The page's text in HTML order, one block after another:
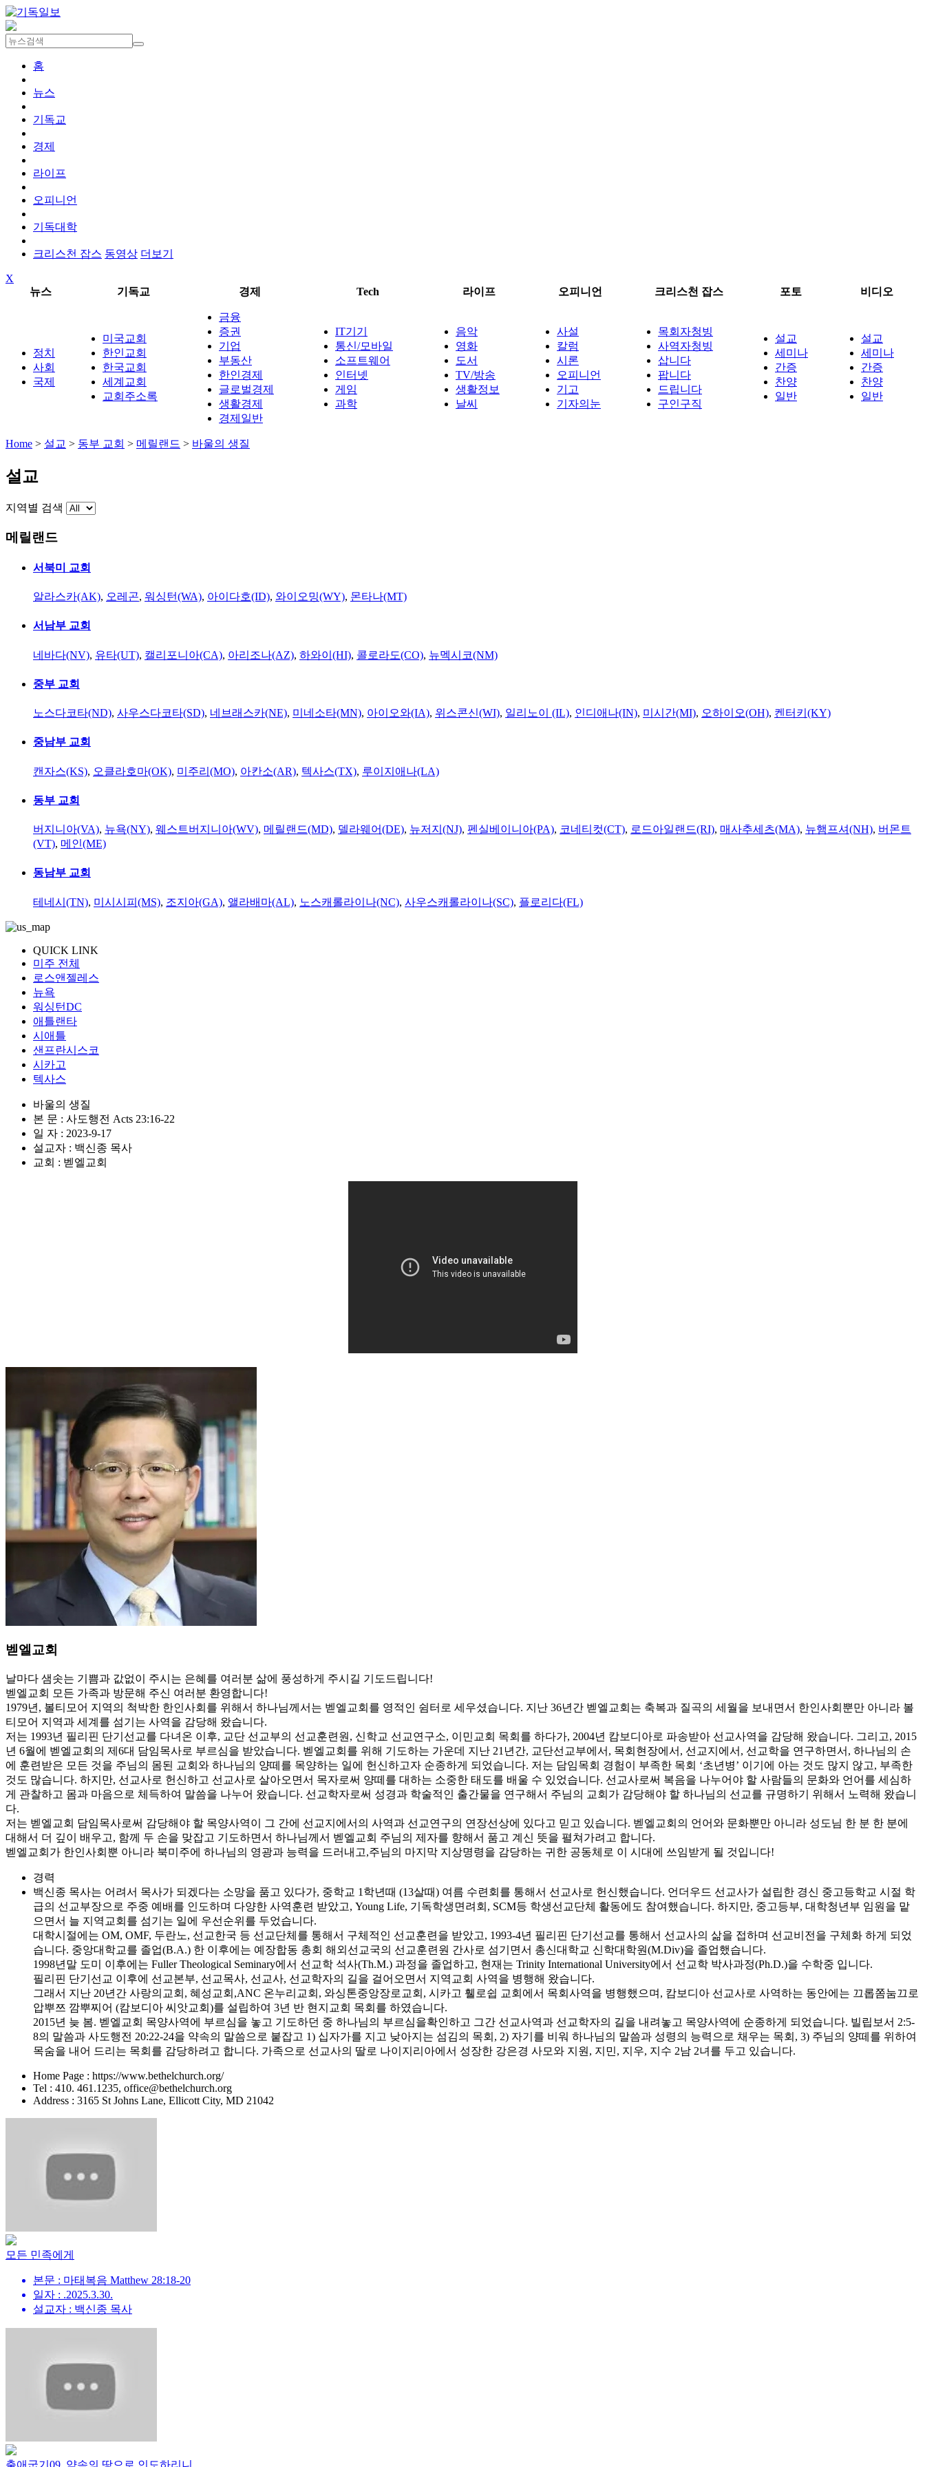
홈
뉴스
기독교
경제
라이프
오피니언
기독대학
크리스천 잡스 동영상 더보기
X
뉴스
기독교 경제 Tech 라이프 오피니언 크리스천 잡스 포토 비디오
정치
사회
국제
미국교회
한인교회
한국교회
세계교회
교회주소록
금융
증권
기업
부동산
한인경제
글로벌경제
생활경제
경제일반
IT기기
통신/모바일
소프트웨어
인터넷
게임
과학
음악
영화
도서
TV/방송
생활정보
날씨
사설
칼럼
시론
오피니언
기고
기자의눈
목회자청빙
사역자청빙
삽니다
팝니다
드립니다
구인구직
설교
세미나
간증
찬양
일반
설교
세미나
간증
찬양
일반
Home > 설교 > 동부 교회 > 메릴랜드 > 바울의 생질
설교
지역별 검색
메릴랜드
서북미 교회
알라스카(AK), 오레곤, 워싱턴(WA), 아이다호(ID), 와이오밍(WY), 몬타나(MT)
서남부 교회
네바다(NV), 유타(UT), 캘리포니아(CA), 아리조나(AZ), 하와이(HI), 콜로라도(CO), 뉴멕시코(NM)
중부 교회
노스다코타(ND), 사우스다코타(SD), 네브래스카(NE), 미네소타(MN), 아이오와(IA), 위스콘신(WI), 일리노이 (IL), 인디애나(IN), 미시간(MI), 오하이오(OH), 켄터키(KY)
중남부 교회
캔자스(KS), 오클라호마(OK), 미주리(MO), 아칸소(AR), 텍사스(TX), 루이지애나(LA)
동부 교회
버지니아(VA), 뉴욕(NY), 웨스트버지니아(WV), 메릴랜드(MD), 델라웨어(DE), 뉴저지(NJ), 펜실베이니아(PA), 코네티컷(CT), 로드아일랜드(RI), 매사추세츠(MA), 뉴햄프셔(NH), 버몬트
(VT), 메인(ME)
동남부 교회
테네시(TN), 미시시피(MS), 조지아(GA), 앨라배마(AL), 노스캐롤라이나(NC), 사우스캐롤라이나(SC), 플로리다(FL)
QUICK LINK
미주 전체
로스앤젤레스
뉴욕
워싱턴DC
애틀랜타
시애틀
샌프란시스코
시카고
텍사스
바울의 생질
본 문 : 사도행전 Acts 23:16-22
일 자 : 2023-9-17
설교자 : 백신종 목사
교회 : 벧엘교회
벧엘교회
날마다 샘솟는 기쁨과 값없이 주시는 은혜를 여러분 삶에 풍성하게 주시길 기도드립니다!
벧엘교회 모든 가족과 방문해 주신 여러분 환영합니다!
1979년, 볼티모어 지역의 척박한 한인사회를 위해서 하나님께서는 벧엘교회를 영적인 쉼터로 세우셨습니다. 지난 36년간 벧엘교회는 축복과 질곡의 세월을 보내면서 한인사회뿐만 아니라 볼
티모어 지역과 세계를 섬기는 사역을 감당해 왔습니다.
저는 1993년 필리핀 단기선교를 다녀온 이후, 교단 선교부의 선교훈련원, 신학교 선교연구소, 이민교회 목회를 하다가, 2004년 캄보디아로 파송받아 선교사역을 감당해 왔습니다. 그리고, 2015
년 6월에 벧엘교회의 제6대 담임목사로 부르심을 받았습니다. 벧엘교회를 위해 기도하는 가운데 지난 21년간, 교단선교부에서, 목회현장에서, 선교지에서, 선교학을 연구하면서, 하나님의 손
에 훈련받은 모든 것을 주님의 몸된 교회와 하나님의 양떼를 목양하는 일에 헌신하고자 순종하게 되었습니다. 저는 담임목회 경험이 부족한 목회 ‘초년병’ 이기에 아는 것도 많지 않고, 부족한
것도 많습니다. 하지만, 선교사로 헌신하고 선교사로 살아오면서 목자로써 양떼를 대하는 소중한 태도를 배울 수 있었습니다. 선교사로써 복음을 나누어야 할 사람들의 문화와 언어를 세심하
게 관찰하고 몸과 마음으로 체득하여 말씀을 나누어 왔습니다. 선교학자로써 성경과 학술적인 출간물을 연구해서 주님의 교회가 감당해야 할 하나님의 선교를 규명하기 위해서 노력해 왔습니
다.
저는 벧엘교회 담임목사로써 감당해야 할 목양사역이 그 간에 선교지에서의 사역과 선교연구의 연장선상에 있다고 믿고 있습니다. 벧엘교회의 언어와 문화뿐만 아니라 성도님 한 분 한 분에
대해서 더 깊이 배우고, 함께 두 손을 맞잡고 기도하면서 하나님께서 벧엘교회 주님의 제자를 향해서 품고 계신 뜻을 펼쳐가려고 합니다.
벧엘교회가 한인사회뿐 아니라 북미주에 하나님의 영광과 능력을 드러내고,주님의 마지막 지상명령을 감당하는 귀한 공동체로 이 시대에 쓰임받게 될 것입니다!
경력
백신종 목사는 어려서 목사가 되겠다는 소망을 품고 있다가, 중학교 1학년때 (13살때) 여름 수련회를 통해서 선교사로 헌신했습니다. 언더우드 선교사가 설립한 경신 중고등학교 시절 학
급의 선교부장으로 주중 예배를 인도하며 다양한 사역훈련 받았고, Young Life, 기독학생면려회, SCM등 학생선교단체 활동에도 참여했습니다. 하지만, 중고등부, 대학청년부 임원을 맡
으면서 늘 지역교회를 섬기는 일에 우선순위를 두었습니다.
대학시절에는 OM, OMF, 두란노, 선교한국 등 선교단체를 통해서 구체적인 선교훈련을 받았고, 1993-4년 필리핀 단기선교를 통해서 선교사의 삶을 접하며 선교비전을 구체화 하게 되었
습니다. 중앙대학교를 졸업(B.A.) 한 이후에는 예장합동 총회 해외선교국의 선교훈련원 간사로 섬기면서 총신대학교 신학대학원(M.Div)을 졸업했습니다.
1998년말 도미 이후에는 Fuller Theological Seminary에서 선교학 석사(Th.M.) 과정을 졸업하고, 현재는 Trinity International University에서 선교학 박사과정(Ph.D.)을 수학중 입니다.
필리핀 단기선교 이후에 선교본부, 선교목사, 선교사, 선교학자의 길을 걸어오면서 지역교회 사역을 병행해 왔습니다.
그래서 지난 20년간 사랑의교회, 혜성교회,ANC 온누리교회, 와싱톤중앙장로교회, 시카고 휄로쉽 교회에서 목회사역을 병행했으며, 캄보디아 선교사로 사역하는 동안에는 끄롭쫌눔끄로
압뿌쯔 깜뿌찌어 (캄보디아 씨앗교회)를 설립하여 3년 반 현지교회 목회를 하였습니다.
2015년 늦 봄. 벧엘교회 목양사역에 부르심을 놓고 기도하던 중 하나님의 부르심을확인하고 그간 선교사역과 선교학자의 길을 내려놓고 목양사역에 순종하게 되었습니다. 빌립보서 2:5-
8의 말씀과 사도행전 20:22-24을 약속의 말씀으로 붙잡고 1) 십자가를 지고 낮아지는 섬김의 목회, 2) 자기를 비워 하나님의 말씀과 성령의 능력으로 채우는 목회, 3) 주님의 양떼를 위하여
목숨을 내어 드리는 목회를 감당하려고 합니다. 가족으로 선교사의 딸로 나이지리아에서 성장한 강은경 사모와 지원, 지민, 지우, 지수 2남 2녀를 두고 있습니다.
Home Page : https://www.bethelchurch.org/
Tel : 410. 461.1235, office@bethelchurch.org
Address : 3165 St Johns Lane, Ellicott City, MD 21042
모든 민족에게
본문 : 마태복음 Matthew 28:18-20
일자 : .2025.3.30.
설교자 : 백신종 목사